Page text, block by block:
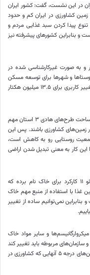
در این نشست، گفت: کشور ایران
زمین کشاورزی در ایران کم و حدود
پیدا کردن سبد غذایی مردم و
و بنابراین کشورهای پیشرفته نیز
و به صورت غیرکارشناسی شده در
به توسعه روستاها و شهرها برای توسعه مسکن
اختصاص داده شود. این قانون اشتباه است و مجوز تغییر کاربری برای ۱۳.۵ میلیون هکتار
این محقق حوزه خاک گفت: ۲۸۷ هزار هکتار مجموع مساحت طرح‌های هادی ۳ استان مهم
۱۵۰ هزار هکتار باید در زمین‌های کشاورزی باشند. پس این
روستایی رو به کاهش است،
این کار به معنی تبدیل شدن اراضی
۱۱ کارکرد برای خاک نام برده که
غذا با استفاده از منبع مهم خاک
نمی‌توانیم ساده از تغییر
و سایر مواد خاک
سازمان‌های مربوطه باید تغییر کند
و اصلاً نباید به این اراضی دست زده شود و حتی در زمین‌های درجه ۵ آنهایی که کشاورزی در